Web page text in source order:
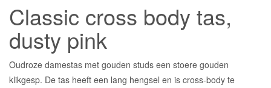
was:
€14.95.
is:
€12.50.
Classic cross body tas,
dusty pink
Oudroze damestas met gouden studs een stoere gouden
klikgesp. De tas heeft een lang hengsel en is cross-body te